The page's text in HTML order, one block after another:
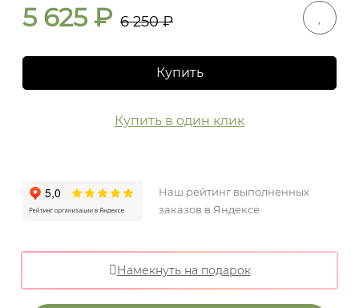
5 625₽ 6 250₽
Купить
Купить в один клик
Наш рейтинг выполненных
заказов в Яндексе
Намекнуть на подарок